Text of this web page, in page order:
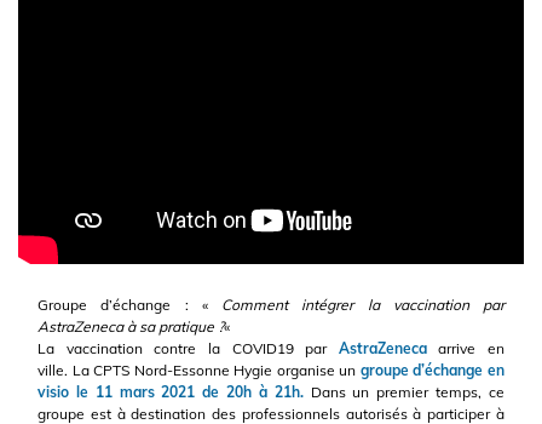
Groupe d’échange : « Comment intégrer la vaccination par
AstraZeneca à sa pratique ?«
La vaccination contre la COVID19 par AstraZenecaarrive en
ville. LaCPTS Nord-Essonne Hygie organise un groupe d’échange en
visio le 11 mars 2021 de 20h à 21h. Dans un premier temps, ce
groupe est à destination des professionnels autorisés à participer à